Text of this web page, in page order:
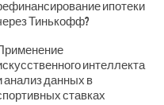
ипотеки
Тинькофф?
интеллекта
анализ данных в
ставках